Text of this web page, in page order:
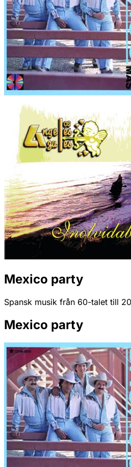
Mexico party
Spansk musik från 60-talet till
Mexico party